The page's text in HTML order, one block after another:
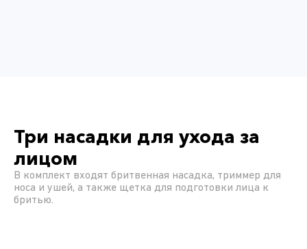
Три насадки для ухода за
лицом
В комплект входят бритвенная насадка, триммер для
носа и ушей, а также щетка для подготовки лица к
бритью.